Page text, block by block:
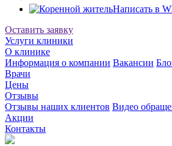
Написать в
Оставить заявку
Услуги клиники
О клинике
Информация о компании Вакансии
Врачи
Цены
Отзывы
Отзывы наших клиентов Видео
Акции
Контакты